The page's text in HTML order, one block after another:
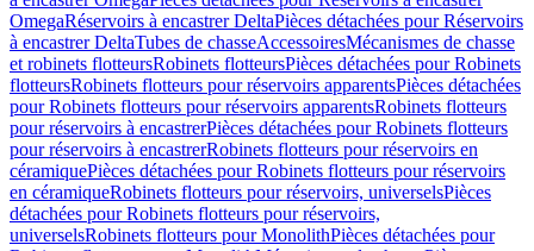
OmegaRéservoirs à encastrer DeltaPièces détachées pour Réservoirs
à encastrer DeltaTubes de chasseAccessoiresMécanismes de chasse
et robinets flotteursRobinets flotteursPièces détachées pour Robinets
flotteursRobinets flotteurs pour réservoirs apparentsPièces détachées
pour Robinets flotteurs pour réservoirs apparentsRobinets flotteurs
pour réservoirs à encastrerPièces détachées pour Robinets flotteurs
pour réservoirs à encastrerRobinets flotteurs pour réservoirs en
céramiquePièces détachées pour Robinets flotteurs pour réservoirs
en céramiqueRobinets flotteurs pour réservoirs, universelsPièces
détachées pour Robinets flotteurs pour réservoirs,
universelsRobinets flotteurs pour MonolithPièces détachées pour